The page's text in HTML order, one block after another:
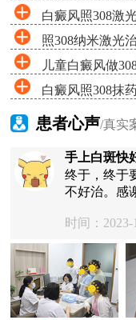
白癜风照308激
照吗
照308纳米激光
儿童白癜风做
白癜风照308抹
患者心声/真实
手上白斑快
终于，终于
不好治。感
时间：2023-